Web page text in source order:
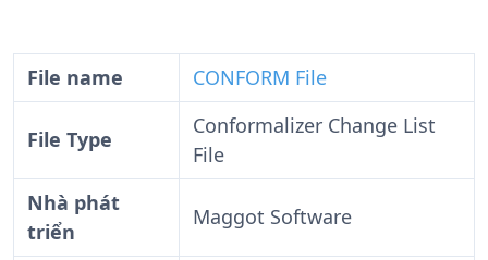
File name CONFORM File
File Type
Conformalizer Change List
File
Nhà phát
triển
Maggot Software